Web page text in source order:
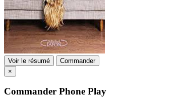
Voir le résumé
Commander
×
Commander Phone Play